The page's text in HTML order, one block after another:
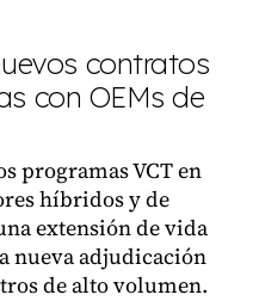
contratos
con OEMs de
programas VCT en
híbridos y de
extensión de vida
nueva adjudicación
de alto volumen.